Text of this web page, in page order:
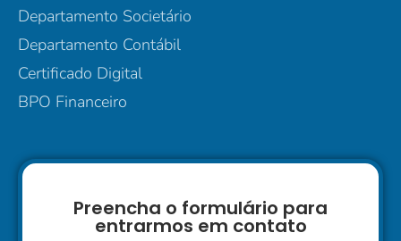
Departamento Societário
Departamento Contábil
Certificado Digital
BPO Financeiro
Preencha o formulário para
entrarmos em contato